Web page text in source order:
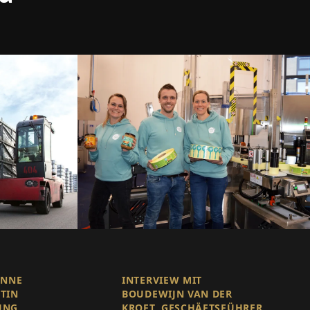
INTERVIEW MIT
BOUDEWIJN VAN DER